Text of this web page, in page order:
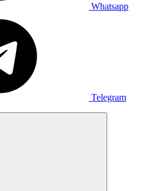
Whatsapp
Telegram